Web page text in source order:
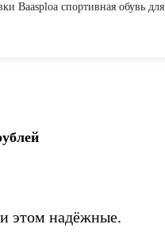
Baasploa спортивная обувь для
этом надёжные.